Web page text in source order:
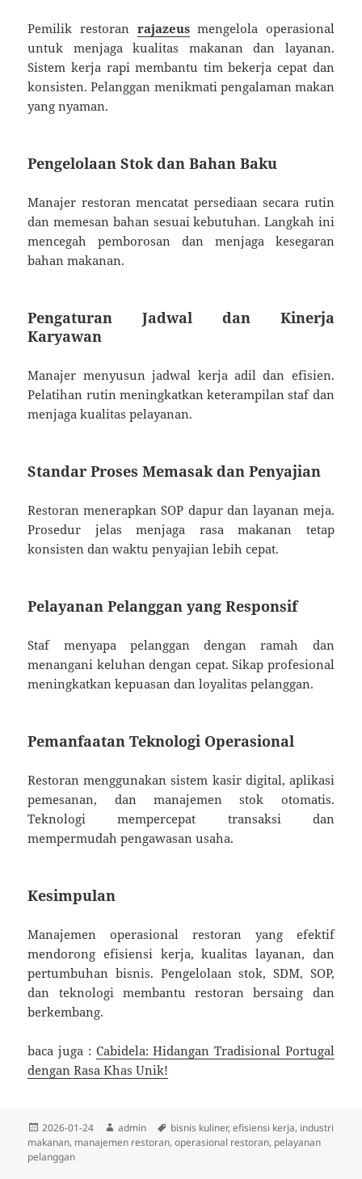
Pemilik restoran rajazeusmengelola operasional
untuk menjaga kualitas makanan dan layanan.
Sistem kerja rapi membantu tim bekerja cepat dan
konsisten. Pelanggan menikmati pengalaman makan
yang nyaman.
Pengelolaan Stok dan Bahan Baku
Manajer restoran mencatat persediaan secara rutin
dan memesan bahan sesuai kebutuhan. Langkah ini
mencegah pemborosan dan menjaga kesegaran
bahan makanan.
Pengaturan Jadwal dan Kinerja
Karyawan
Manajer menyusun jadwal kerja adil dan efisien.
Pelatihan rutin meningkatkan keterampilan staf dan
menjaga kualitas pelayanan.
Standar Proses Memasak dan Penyajian
Restoran menerapkan SOP dapur dan layanan meja.
Prosedur jelas menjaga rasa makanan tetap
konsisten dan waktu penyajian lebih cepat.
Pelayanan Pelanggan yang Responsif
Staf menyapa pelanggan dengan ramah dan
menangani keluhan dengan cepat. Sikap profesional
meningkatkan kepuasan dan loyalitas pelanggan.
Pemanfaatan Teknologi Operasional
Restoran menggunakan sistem kasir digital, aplikasi
pemesanan, dan manajemen stok otomatis.
Teknologi mempercepat transaksi dan
mempermudah pengawasan usaha.
Kesimpulan
Manajemen operasional restoran yang efektif
mendorong efisiensi kerja, kualitas layanan, dan
pertumbuhan bisnis. Pengelolaan stok, SDM, SOP,
dan teknologi membantu restoran bersaing dan
berkembang.
baca juga : Cabidela: Hidangan Tradisional Portugal
dengan Rasa Khas Unik!
Diposkan
pada
2026-01-24 Penulis
admin Tag
bisnis kuliner,efisiensi kerja, industri
makanan, manajemen restoran,operasional restoran, pelayanan
pelanggan